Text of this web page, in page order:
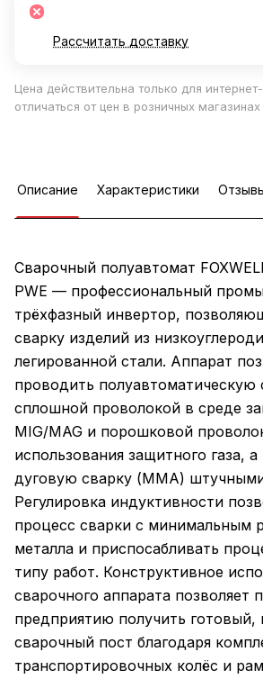
Рассчитать доставку
Цена действительна только для
отличаться от цен в розничных магазинах
Описание Характеристики
Сварочный полуавтомат
PWE — профессиональный
трёхфазный инвертор,
сварку изделий из
легированной стали. Аппарат
проводить полуавтоматическую
сплошной проволокой в среде
MIG/MAG и порошковой
использования защитного газа,
дуговую сварку (MMA)
Регулировка индуктивности
процесс сварки с минимальным
металла и приспосабливать
типу работ. Конструктивное
сварочного аппарата
предприятию получить
сварочный пост благодаря
транспортировочных колёс и